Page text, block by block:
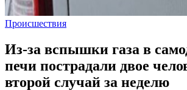
Происшествия
Из-за вспышки газа в
печи пострадали двое
второй случай за неделю